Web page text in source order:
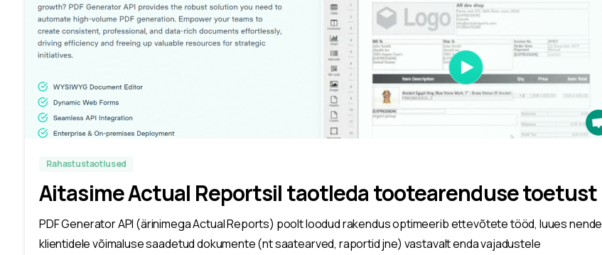
Rahastustaotlused
Aitasime Actual Reportsil taotleda tootearenduse toetust
PDF Generator API (ärinimega Actual Reports) poolt loodud rakendus optimeerib ettevõtete tööd, luues nende
klientidele võimaluse saadetud dokumente (nt saatearved, raportid jne) vastavalt enda vajadustele